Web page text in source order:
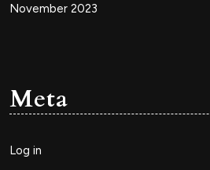
November 2023
Meta
Log in